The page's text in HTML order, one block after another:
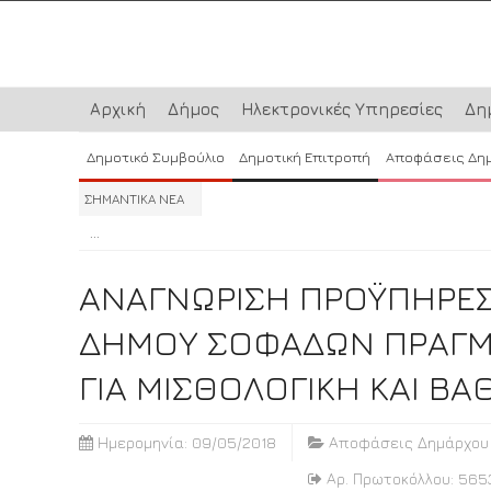
Αρχική Δήμος Ηλεκτρονικές Υπηρεσίες
Δημοτικό Συμβούλιο Δημοτική Επιτροπή Αποφάσεις
ΣΗΜΑΝΤΙΚΑ ΝΕΑ
...
ΑΝΑΓΝΩΡΙΣΗ
ΔΗΜΟΥ ΣΟΦΑΔΩΝ
ΓΙΑ ΜΙΣΘΟΛΟΓΙΚΗ ΚΑΙ
Ημερομηνία: 09/05/2018 Αποφάσεις Δημάρχου
Αρ. Πρωτοκόλλου: